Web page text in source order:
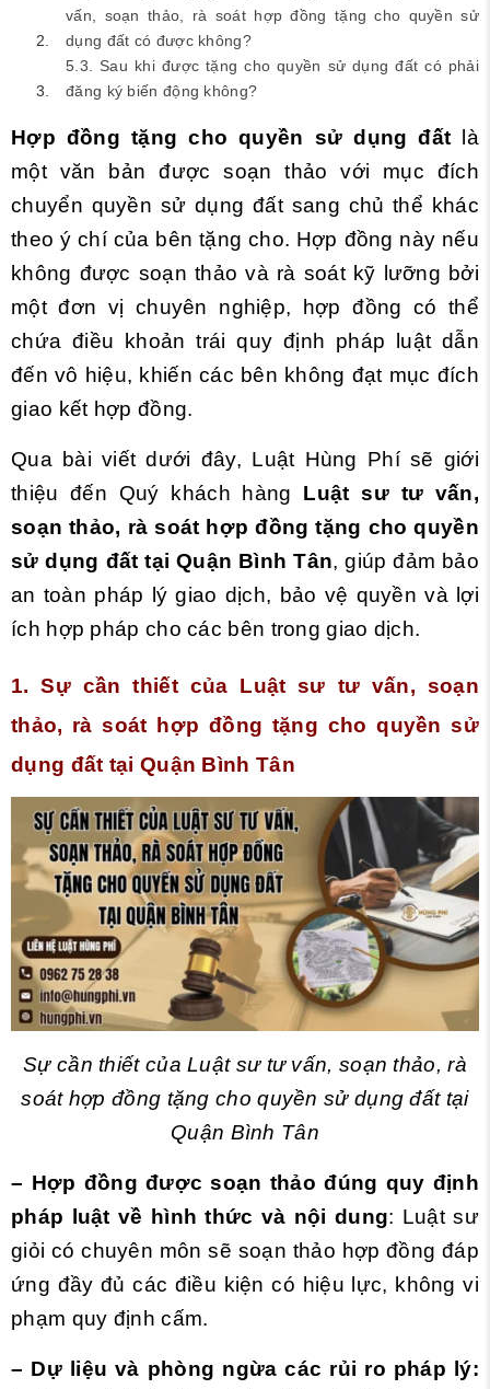
vấn, soạn thảo, rà soát hợp đồng tặng cho quyền sử
dụng đất có được không?
5.3. Sau khi được tặng cho quyền sử dụng đất có phải
đăng ký biến động không?
Hợp đồng tặng cho quyền sử dụng đất
là
một văn bảnđược soạn thảo với mục đích
chuyển quyền sử dụng đất sang chủ thể khác
theo ý chí của bên tặng cho. Hợp đồng này nếu
không được soạn thảo và rà soát kỹ lưỡng bởi
một đơn vị chuyên nghiệp, hợp đồng có thể
chứa điều khoản trái quy định pháp luật dẫn
đến vô hiệu, khiến các bên không đạt mục đích
giao kết hợp đồng.
Qua bài viết dưới đây, Luật Hùng Phí sẽ giới
thiệu đến Quý khách hàng Luật sư tư vấn,
soạn thảo, rà soát hợp đồng tặng cho quyền
sử dụng đất tại Quận Bình Tân, giúp đảm bảo
an toàn pháp lý giao dịch, bảo vệ quyền và lợi
ích hợp pháp cho các bên trong giao dịch.
1. Sự cần thiết của Luật sư tư vấn, soạn
thảo, rà soát hợp đồng tặng cho quyền sử
dụng đất tại Quận Bình Tân
Sự cần thiết của Luật sư tư vấn, soạn thảo, rà
soát hợp đồng tặng cho quyền sử dụng đất tại
Quận Bình Tân
– Hợp đồng được soạn thảo đúng quy định
pháp luật về hình thức và nội dung: Luật sư
giỏi có chuyên môn sẽ soạn thảo hợp đồng đáp
ứng đầy đủ các điều kiện có hiệu lực, không vi
phạm quy định cấm.
– Dự liệu và phòng ngừa các rủi ro pháp lý: